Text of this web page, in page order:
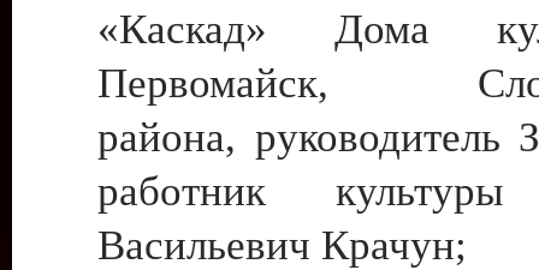
«Каскад» Дома
Первомайск,
района, руководитель
работник культуры
Васильевич Крачун;